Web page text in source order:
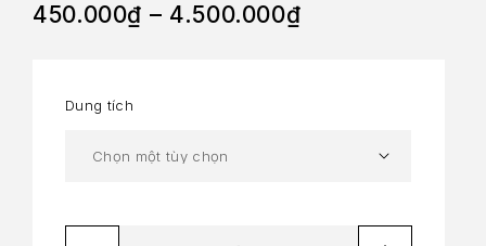
450.000₫ – 4.500.000₫
Dung tích